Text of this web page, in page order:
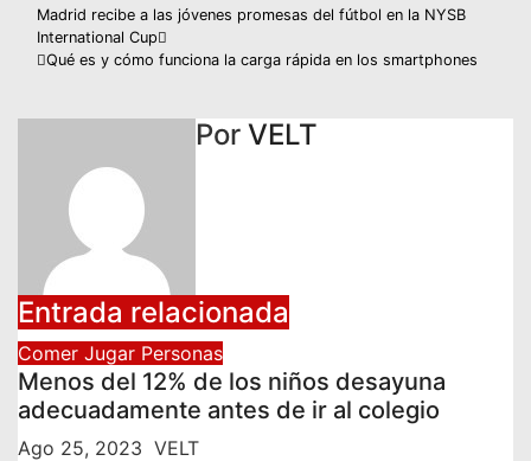
Navegación
de
entradas
Madrid recibe a las jóvenes promesas del fútbol en la NYSB
International Cup
Qué es y cómo funciona la carga rápida en los smartphones
Por VELT
Entrada relacionada
Comer Jugar Personas
Menos del 12% de los niños desayuna
adecuadamente antes de ir al colegio
Ago 25, 2023 VELT